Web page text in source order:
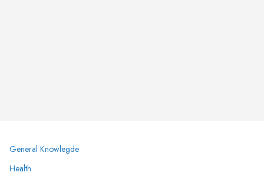
General Knowlegde
Health